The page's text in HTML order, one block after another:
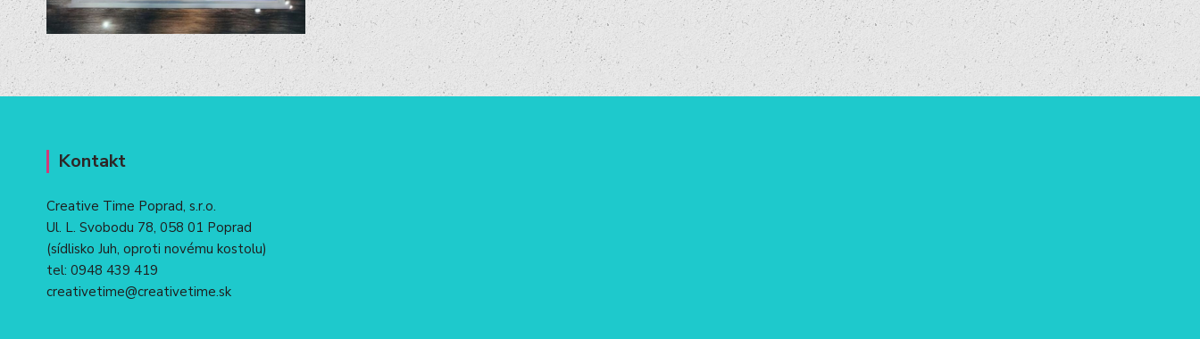
Kontakt
Creative Time Poprad, s.r.o.
Ul. L. Svobodu 78, 058 01 Poprad
(sídlisko Juh, oproti novému kostolu)
tel: 0948 439 419
creativetime@creativetime.sk